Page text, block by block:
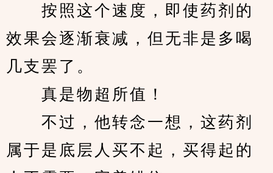
按照这个速度，即使药剂的
效果会逐渐衰减，但无非是多喝
几支罢了。
真是物超所值！
不过，他转念一想，这药剂
属于是底层人买不起，买得起的